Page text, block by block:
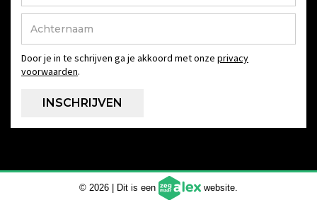
Door je in te schrijven ga je akkoord met onze privacy
voorwaarden.
© 2026 | Dit is een website.